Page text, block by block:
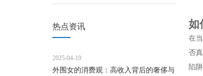
热点资讯
2025-04-19
外围女的消费观：高收入背后的奢侈与
如
在
否
陷